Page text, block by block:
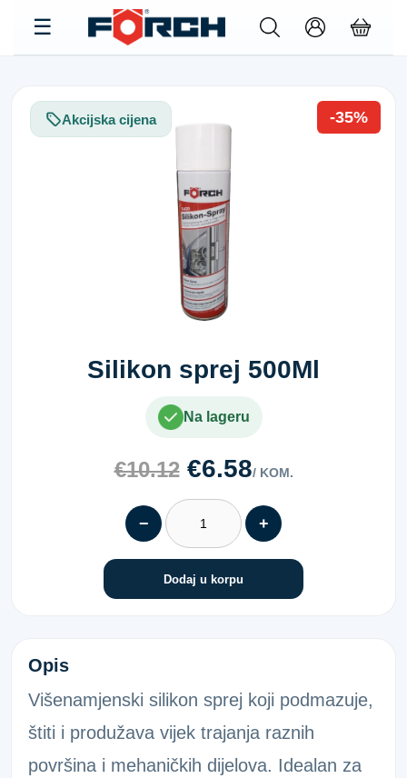
Akcijska cijena -35%
Silikon sprej 500Ml
Na lageru
€10.12 €6.58/ KOM.
− +
Dodaj u korpu
Silikon sprej 500Ml
Opis
Višenamjenski silikon sprej koji podmazuje,
štiti i produžava vijek trajanja raznih
površina i mehaničkih dijelova. Idealan za